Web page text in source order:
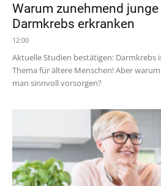
Warum zunehmend
Darmkrebs erkranken
12:00
Aktuelle Studien bestätigen: Darmkrebs
Thema für ältere Menschen! Aber
man sinnvoll vorsorgen?